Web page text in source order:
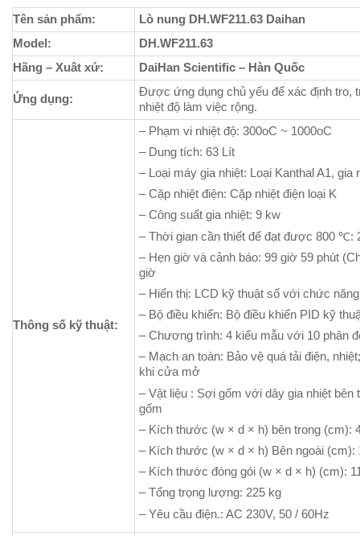
Tên sản phẩm:
Lò nung DH.WF211.63 Daihan
Model:
DH.WF211.63
Hãng – Xuât xứ:
DaiHan Scientific – Hàn Quốc
Ứng dụng:
Được ứng dụng chủ yếu để xác định tro,
nhiệt độ làm việc rộng.
Thông số kỹ thuật:
– Phạm vi nhiệt độ: 300oC ~ 1000oC
– Dung tích: 63 Lít
– Loại máy gia nhiệt: Loại Kanthal A1, gia
– Cặp nhiệt điện: Cặp nhiệt điện loại K
– Công suất gia nhiệt: 9 kw
– Thời gian cần thiết để đạt được 800 ℃:
– Hẹn giờ và cảnh báo: 99 giờ 59 phút
giờ
– Hiển thị: LCD kỹ thuật số với chức
– Bộ điều khiển: Bộ điều khiển PID kỹ
– Chương trình: 4 kiểu mẫu với 10 phân
– Mạch an toàn: Bảo vệ quá tải điện,
khi cửa mở
– Vật liệu : Sợi gốm với dây gia nhiệt bên
gốm
– Kích thước (w × d × h) bên trong (cm):
– Kích thước (w × d × h) Bên ngoài (cm):
– Kích thước đóng gói (w × d × h) (cm):
– Tổng trọng lượng: 225 kg
– Yêu cầu điện.: AC 230V, 50 / 60Hz